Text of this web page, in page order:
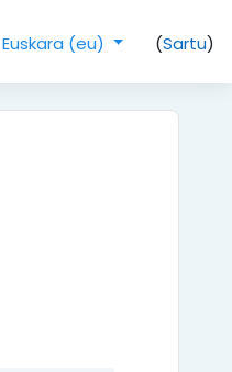
Euskara ‎(eu)‎ (Sartu)